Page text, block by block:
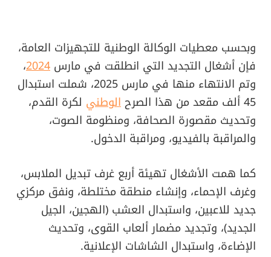
وبحسب معطيات الوكالة الوطنية للتجهيزات العامة،
فإن أشغال التجديد التي انطلقت في مارس 2024،
وتم الانتهاء منها في مارس 2025، شملت استبدال
45 ألف مقعد من هذا الصرح
الوطني لكرة القدم،
وتحديث مقصورة الصحافة، ومنظومة الصوت،
والمراقبة بالفيديو، ومراقبة الدخول.
كما همت الأشغال تهيئة أربع غرف تبديل الملابس،
وغرف الإحماء، وإنشاء منطقة مختلطة، ونفق مركزي
جديد للاعبين، واستبدال العشب (الهجين، الجيل
الجديد)، وتجديد مضمار ألعاب القوى، وتحديث
الإضاءة، واستبدال الشاشات الإعلانية.